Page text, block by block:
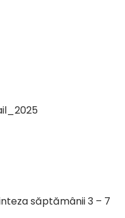
săptămânii 3 – 7